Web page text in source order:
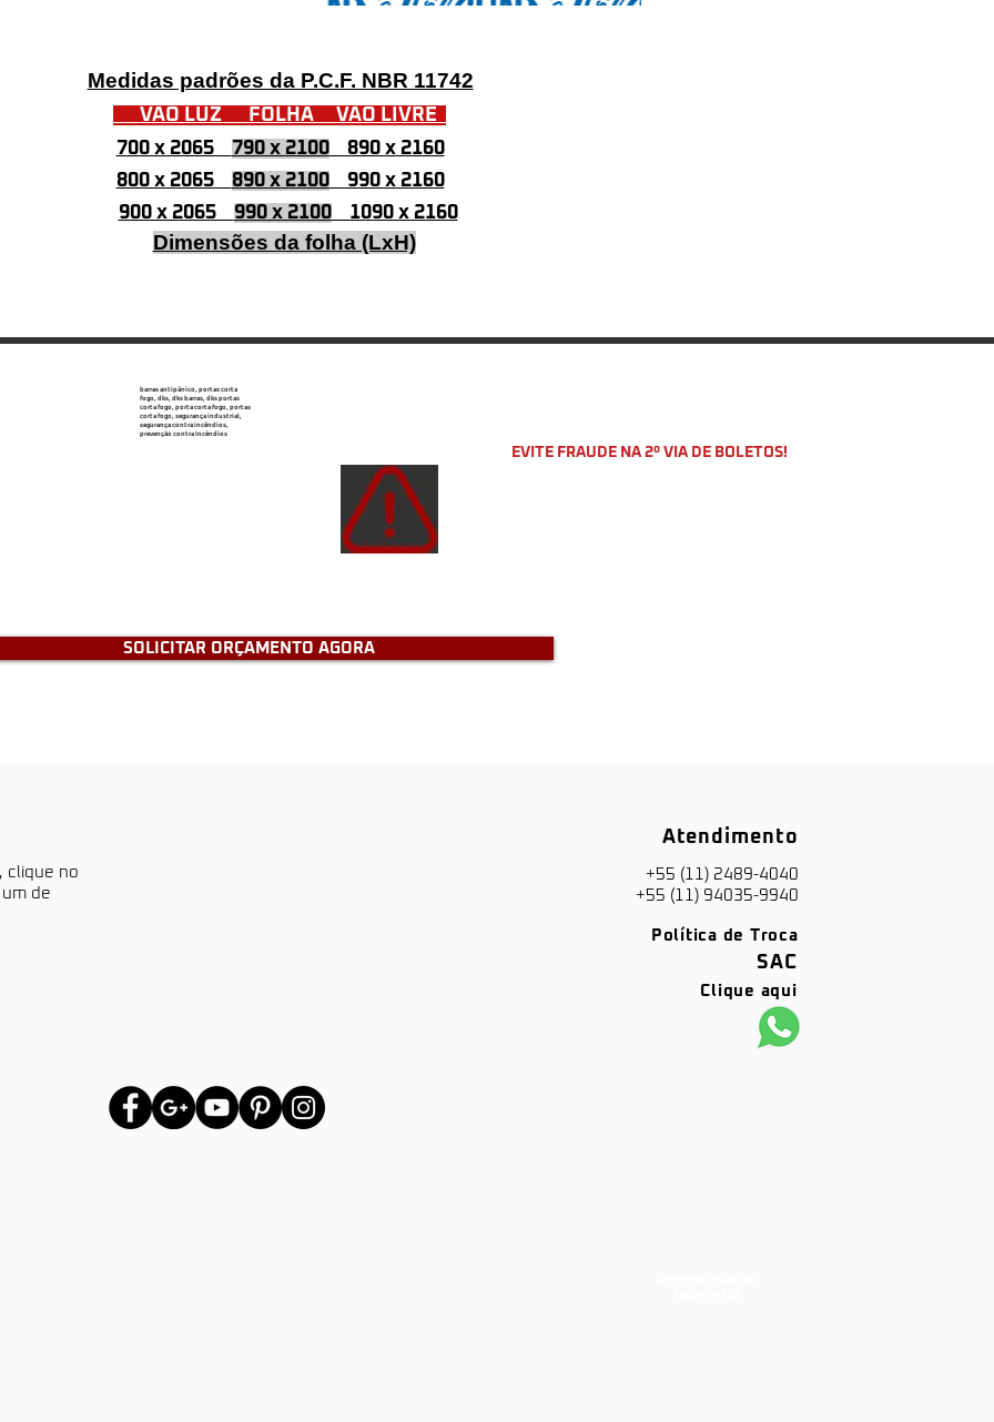
Medidas padrões da P.C.F. NBR 11742
VÃO LUZ FOLHA VÃO LIVRE
700 x 2065 790 x 2100890 x 2160
800 x 2065 890 x 2100990 x 2160
900 x 2065 990 x 21001090 x 2160
Dimensões da folha (LxH)
barras antipânico, portas corta
fogo, dks, dks barras, dks portas
corta fogo, porta corta fogo, portas
corta fogo, segurança industrial,
segurança contra incêndios,
prevenção contra Incêndios
EVITE FRAUDE NA 2º VIA DE BOLETOS!
SOLICITAR ORÇAMENTO AGORA
clique no
de
Política de Troca
SAC
Atendimento
+55 (11) 2489-4040
+55 (11) 94035-9940
Clique aqui